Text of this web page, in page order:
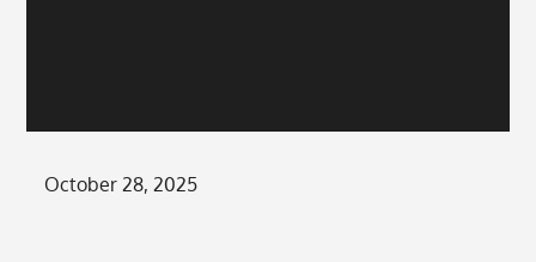
Posted
October 28, 2025